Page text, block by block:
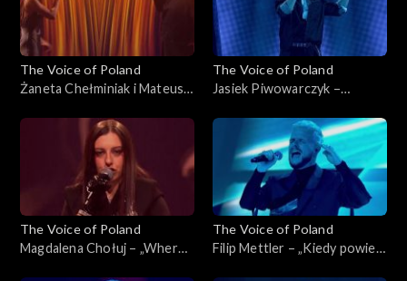
The Voice of Poland
Żaneta Chełminiak i Mateusz
Beautiful”, „The Voice of
Poland”, Live 2, 15 listopada
The Voice of Poland
Jasiek Piwowarczyk –
Voice of Poland”, Live 2, 15
listopada 2025
The Voice of Poland
Magdalena Chołuj – „Where
The Voice of Poland
Filip Mettler – „Kiedy powiem